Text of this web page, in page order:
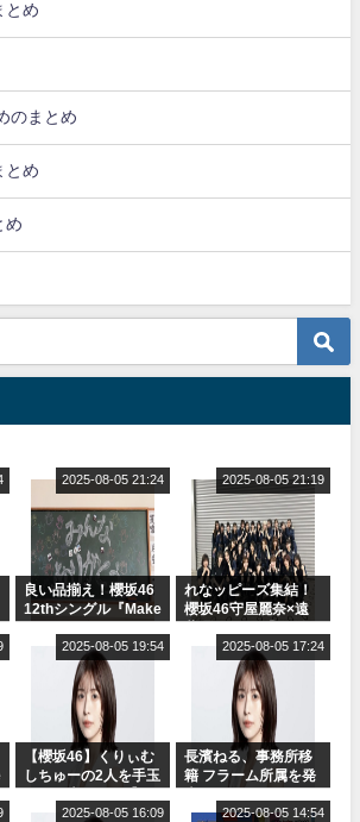
とめ
のまとめ
とめ
め
良い品揃え！櫻坂46
12thシングル『Make
ャルグッズ絶賛販売
2025-08-05 21:24
れなッピーズ集結！
櫻坂46守屋麗奈×遠
ット！」水曜スタジ
オ出演決定
2025-08-05 21:19
【櫻坂46】くりぃむ
しちゅーの2人を手玉
りぃむナンタラ】
2025-08-05 19:54
長濱ねる、事務所移
籍 フラーム所属を発
2025-08-05 17:24
2025-08-05 16:09 2025-08-05 14:54